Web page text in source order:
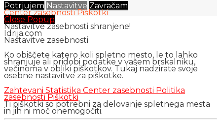
Potrjujem Nastavitve Zavračam
Center zasebnosti Piškotki
Close Popup
Nastavitve zasebnosti shranjene!
Idrija.com
Nastavitve zasebnosti
Ko obiščete katero koli spletno mesto, le to lahko
shranjuje ali pridobi podatke v vašem brskalniku,
večinoma v obliki piškotkov. Tukaj nadzirate svoje
osebne nastavitve za piškotke.
Zahtevani Statistika Center zasebnosti Politika
zasebnostiPiškotki
Ti piškotki so potrebni za delovanje spletnega mesta
in jih ni moč onemogočiti.